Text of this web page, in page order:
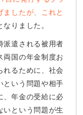
したが、これと
りました。
遣される被用者
両国の年金制度お
れるために、社会
という問題や相手
、年金の受給に必
いという問題が生